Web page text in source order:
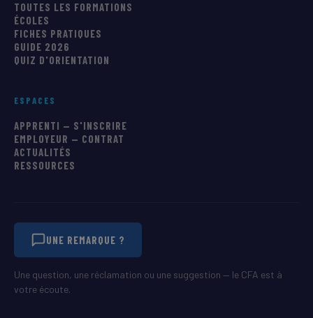
TOUTES LES FORMATIONS
ÉCOLES
FICHES PRATIQUES
GUIDE 2026
QUIZ D'ORIENTATION
ESPACES
APPRENTI — S'INSCRIRE
EMPLOYEUR — CONTRAT
ACTUALITÉS
RESSOURCES
UNE REMARQUE ?
Une question, une réclamation ou une suggestion — le CFA est à
votre écoute.